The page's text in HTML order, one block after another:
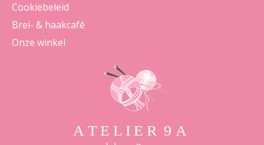
Cookiebeleid
Brei- & haakcafé
Onze winkel